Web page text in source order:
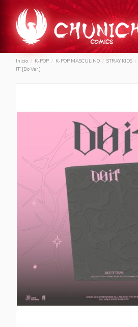
Inicio K-POP K-POP MASCULINO STRAY KIDS
IT’ [Do Ver.]